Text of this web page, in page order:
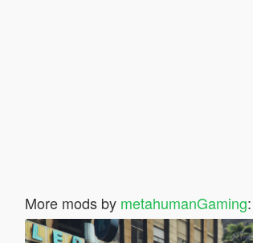
More mods by metahumanGaming: